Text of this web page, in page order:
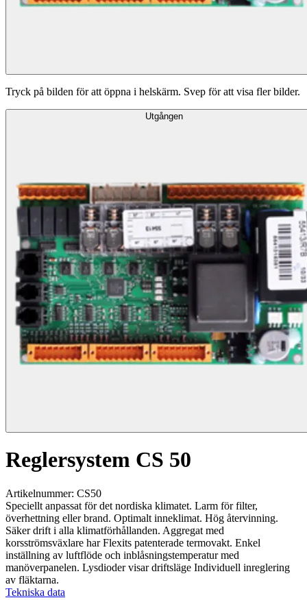
Tryck på bilden för att öppna i helskärm. Svep för att visa fler bilder.
Utgången
Reglersystem CS 50
Artikelnummer: CS50
Speciellt anpassat för det nordiska klimatet. Larm för filter,
överhettning eller brand. Optimalt inneklimat. Hög återvinning.
Säker drift i alla klimatförhållanden. Aggregat med
korsströmsväxlare har Flexits patenterade termovakt. Enkel
inställning av luftflöde och inblåsningstemperatur med
manöverpanelen. Lysdioder visar driftsläge Individuell inreglering
av fläktarna.
Tekniska data